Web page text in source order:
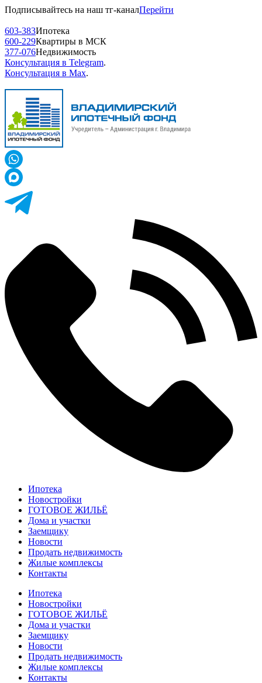
Подписывайтесь на наш тг-каналПерейти
603-383Ипотека
600-229Квартиры в МСК
377-076Недвижимость
Консультация в Telegram.
Консультация в Max.
Ипотека
Новостройки
ГОТОВОЕ ЖИЛЬЁ
Дома и участки
Заемщику
Новости
Продать недвижимость
Жилые комплексы
Контакты
Ипотека
Новостройки
ГОТОВОЕ ЖИЛЬЁ
Дома и участки
Заемщику
Новости
Продать недвижимость
Жилые комплексы
Контакты